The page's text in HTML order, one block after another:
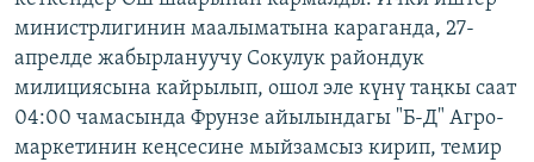
министрлигинин маалыматына караганда, 27-
апрелде жабырлануучу Сокулук райондук
милициясына кайрылып, ошол эле күнү таңкы саат
04:00 чамасында Фрунзе айылындагы "Б-Д" Агро-
маркетинин кеңсесине мыйзамсыз кирип, темир